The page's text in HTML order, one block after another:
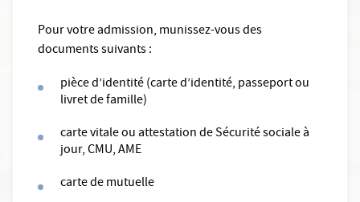
Pour votre admission, munissez-vous des
documents suivants :
pièce d’identité (carte d’identité, passeport ou
livret de famille)
carte vitale ou attestation de Sécurité sociale à
jour, CMU, AME
carte de mutuelle